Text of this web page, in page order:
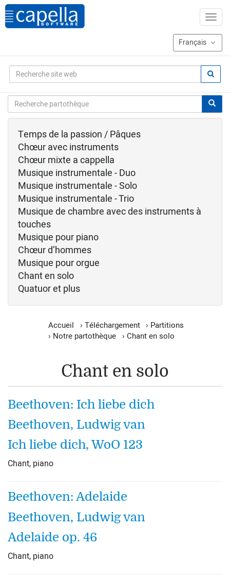
Temps de la passion / Pâques
Chœur avec instruments
Chœur mixte a cappella
Musique instrumentale - Duo
Musique instrumentale - Solo
Musique instrumentale - Trio
Musique de chambre avec des instruments à
touches
Musique pour piano
Chœur d‘hommes
Musique pour orgue
Chant en solo
Quatuor et plus
Accueil › Téléchargement › Partitions
› Notre partothèque › Chant en solo
Chant en solo
Beethoven: Ich liebe dich
Beethoven, Ludwig van
Ich liebe dich, WoO 123
Chant, piano
Beethoven: Adelaide
Beethoven, Ludwig van
Adelaide op. 46
Chant, piano